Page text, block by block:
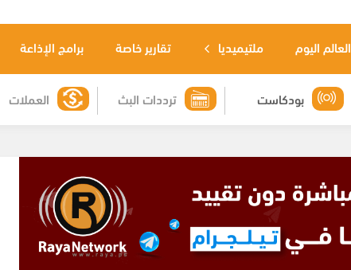
العالم اليوم ملتيميديا تقارير خاصة برامج الإذاعة
العملات ترددات البث بودكاست